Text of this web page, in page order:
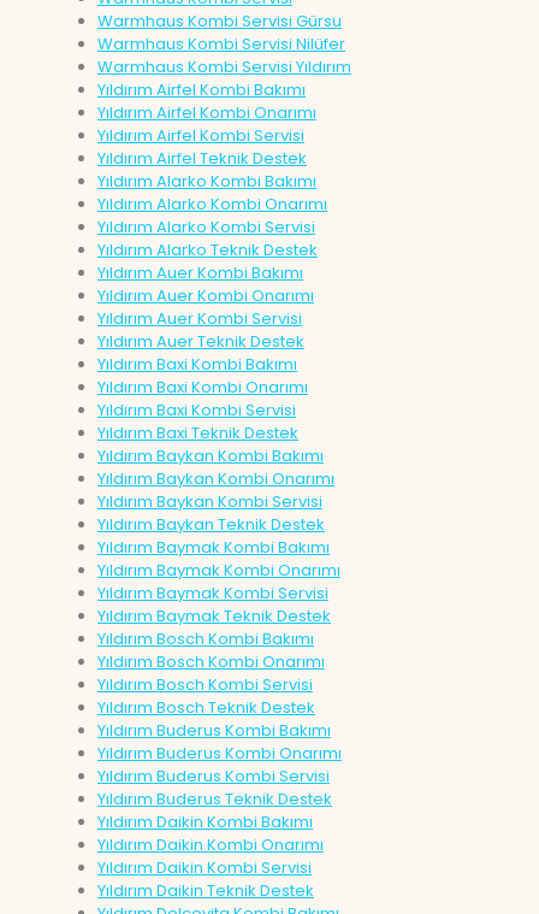
Warmhaus Kombi Servisi Gürsu
Warmhaus Kombi Servisi Nilüfer
Warmhaus Kombi Servisi Yıldırım
Yıldırım Airfel Kombi Bakımı
Yıldırım Airfel Kombi Onarımı
Yıldırım Airfel Kombi Servisi
Yıldırım Airfel Teknik Destek
Yıldırım Alarko Kombi Bakımı
Yıldırım Alarko Kombi Onarımı
Yıldırım Alarko Kombi Servisi
Yıldırım Alarko Teknik Destek
Yıldırım Auer Kombi Bakımı
Yıldırım Auer Kombi Onarımı
Yıldırım Auer Kombi Servisi
Yıldırım Auer Teknik Destek
Yıldırım Baxi Kombi Bakımı
Yıldırım Baxi Kombi Onarımı
Yıldırım Baxi Kombi Servisi
Yıldırım Baxi Teknik Destek
Yıldırım Baykan Kombi Bakımı
Yıldırım Baykan Kombi Onarımı
Yıldırım Baykan Kombi Servisi
Yıldırım Baykan Teknik Destek
Yıldırım Baymak Kombi Bakımı
Yıldırım Baymak Kombi Onarımı
Yıldırım Baymak Kombi Servisi
Yıldırım Baymak Teknik Destek
Yıldırım Bosch Kombi Bakımı
Yıldırım Bosch Kombi Onarımı
Yıldırım Bosch Kombi Servisi
Yıldırım Bosch Teknik Destek
Yıldırım Buderus Kombi Bakımı
Yıldırım Buderus Kombi Onarımı
Yıldırım Buderus Kombi Servisi
Yıldırım Buderus Teknik Destek
Yıldırım Daikin Kombi Bakımı
Yıldırım Daikin Kombi Onarımı
Yıldırım Daikin Kombi Servisi
Yıldırım Daikin Teknik Destek